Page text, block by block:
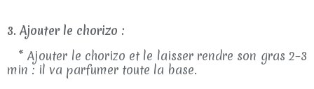
3. Ajouter le chorizo :
* Ajouter le chorizo et le laisser rendre son gras 2–3
min : il va parfumer toute la base.